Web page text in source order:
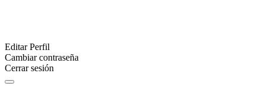
Editar Perfil
Cambiar contraseña
Cerrar sesión